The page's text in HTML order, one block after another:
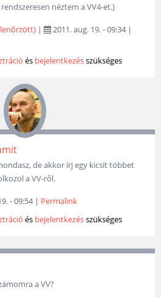
néztem a VV4-et.)
| 2011. aug. 19. - 09:34|
és bejelentkezésszükséges
de akkor írj egy kicsit többet
a VV-ről.
- 09:54| Permalink
és bejelentkezésszükséges
a VV?